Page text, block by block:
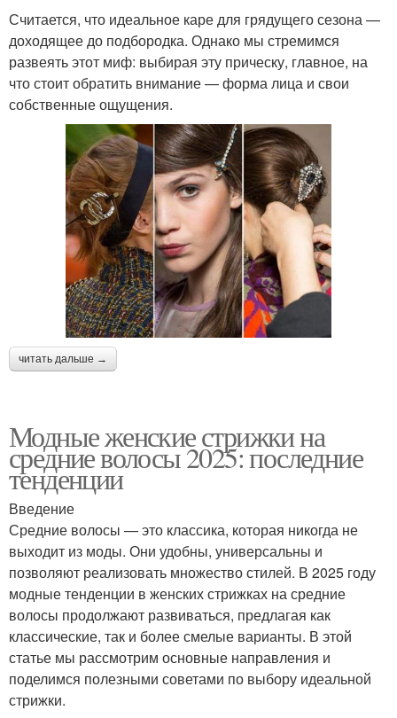
Считается, что идеальное каре для грядущего сезона —
доходящее до подбородка. Однако мы стремимся
развеять этот миф: выбирая эту прическу, главное, на
что стоит обратить внимание — форма лица и свои
собственные ощущения.
читать дальше →
Модные женские стрижки на
средние волосы 2025: последние
тенденции
Введение
Средние волосы — это классика, которая никогда не
выходит из моды. Они удобны, универсальны и
позволяют реализовать множество стилей. В 2025 году
модные тенденции в женских стрижках на средние
волосы продолжают развиваться, предлагая как
классические, так и более смелые варианты. В этой
статье мы рассмотрим основные направления и
поделимся полезными советами по выбору идеальной
стрижки.